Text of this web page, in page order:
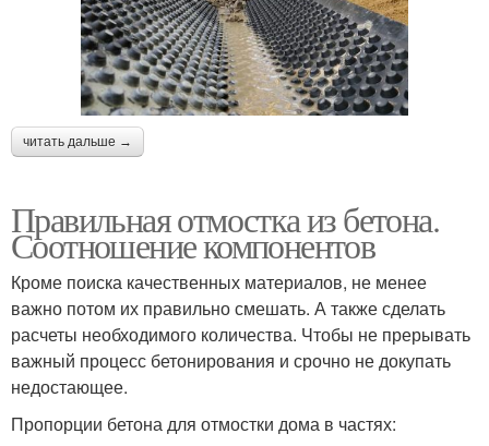
читать дальше →
Правильная отмостка из бетона.
Соотношение компонентов
Кроме поиска качественных материалов, не менее
важно потом их правильно смешать. А также сделать
расчеты необходимого количества. Чтобы не прерывать
важный процесс бетонирования и срочно не докупать
недостающее.
Пропорции бетона для отмостки дома в частях: